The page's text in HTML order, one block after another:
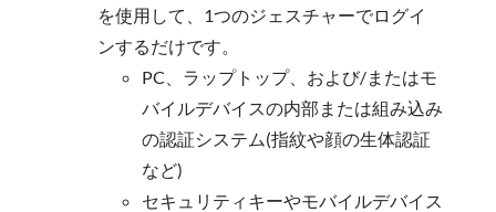
を使用して、1つのジェスチャーでログイ
ンするだけです。
PC、ラップトップ、および/またはモ
バイルデバイスの内部または組み込み
の認証システム(指紋や顔の生体認証
など)
セキュリティキーやモバイルデバイス